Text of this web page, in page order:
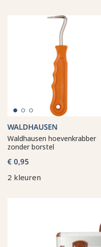
WALDHAUSEN
Waldhausen hoevenkrabber
zonder borstel
€ 0,95
2 kleuren